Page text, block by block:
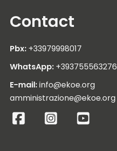
Contact
Pbx: +33979998017
WhatsApp: +393755563276
E-mail:info@ekoe.org
amministrazione@ekoe.org